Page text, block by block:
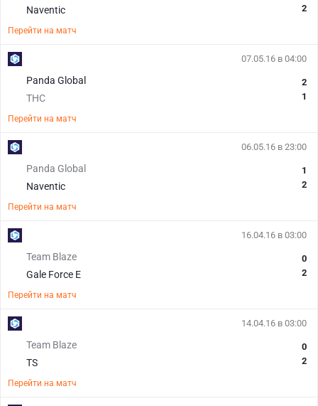
Naventic
2
Перейти на матч
07.05.16 в 04:00
Panda Global
THC
2
1
Перейти на матч
06.05.16 в 23:00
Panda Global
Naventic
1
2
Перейти на матч
16.04.16 в 03:00
Team Blaze
Gale Force E
0
2
Перейти на матч
14.04.16 в 03:00
Team Blaze
TS
0
2
Перейти на матч